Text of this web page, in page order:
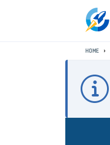
HOME